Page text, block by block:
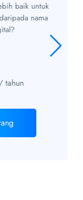
baik untuk
nama
tahun